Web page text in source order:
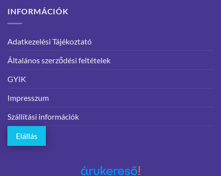
INFORMÁCIÓK
Adatkezelési Tájékoztató
Általános szerződési feltételek
GYIK
Impresszum
Szállítási információk
Elállás